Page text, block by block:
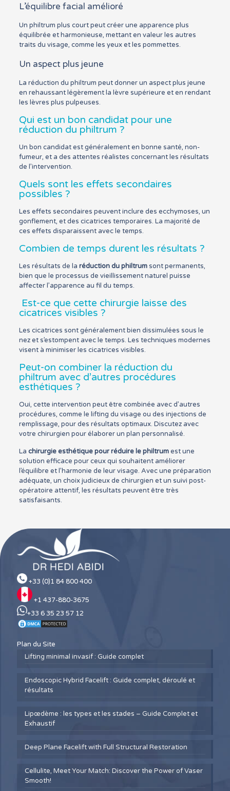
L’équilibre facial amélioré
Un philtrum plus court peut créer une apparence plus
équilibrée et harmonieuse, mettant en valeur les autres
traits du visage, comme les yeux et les pommettes.
Un aspect plus jeune
La réduction du philtrum peut donner un aspect plus jeune
en rehaussant légèrement la lèvre supérieure et en rendant
les lèvres plus pulpeuses.
Qui est un bon candidat pour une
réduction du philtrum ?
Un bon candidat est généralement en bonne santé, non-
fumeur, et a des attentes réalistes concernant les résultats
de l’intervention.
Quels sont les effets secondaires
possibles ?
Les effets secondaires peuvent inclure des ecchymoses, un
gonflement, et des cicatrices temporaires. La majorité de
ces effets disparaissent avec le temps.
Combien de temps durent les résultats ?
Les résultats de la réduction du philtrumsont permanents,
bien que le processus de vieillissement naturel puisse
affecter l’apparence au fil du temps.
Est-ce que cette chirurgie laisse des
cicatrices visibles ?
Les cicatrices sont généralement bien dissimulées sous le
nez et s’estompent avec le temps. Les techniques modernes
visent à minimiser les cicatrices visibles.
Peut-on combiner la réduction du
philtrum avec d’autres procédures
esthétiques ?
Oui, cette intervention peut être combinée avec d’autres
procédures, comme le lifting du visage ou des injections de
remplissage, pour des résultats optimaux. Discutez avec
votre chirurgien pour élaborer un plan personnalisé.
La chirurgie esthétique pour réduire le philtrumest une
solution efficace pour ceux qui souhaitent améliorer
l’équilibre et l’harmonie de leur visage. Avec une préparation
adéquate, un choix judicieux de chirurgien et un suivi post-
opératoire attentif, les résultats peuvent être très
satisfaisants.
+33 (0)1 84 800 400
+1 437-880-3675
+33 6 35 23 57 12
Plan du Site
Lifting minimal invasif : Guide complet
Endoscopic Hybrid Facelift : Guide complet, déroulé et
résultats
Lipœdème : les types et les stades – Guide Complet et
Exhaustif
Deep Plane Facelift with Full Structural Restoration
Cellulite, Meet Your Match: Discover the Power of Vaser
Smooth!